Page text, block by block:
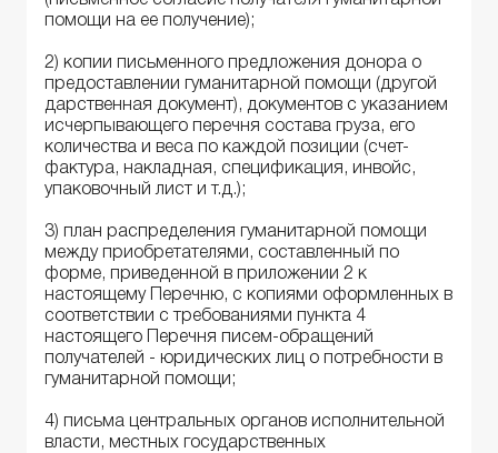
помощи на ее получение);
2) копии письменного предложения донора о
предоставлении гуманитарной помощи (другой
дарственная документ), документов с указанием
исчерпывающего перечня состава груза, его
количества и веса по каждой позиции (счет-
фактура, накладная, спецификация, инвойс,
упаковочный лист и т.д.);
3) план распределения гуманитарной помощи
между приобретателями, составленный по
форме, приведенной в приложении 2 к
настоящему Перечню, с копиями оформленных в
соответствии с требованиями пункта 4
настоящего Перечня писем-обращений
получателей - юридических лиц о потребности в
гуманитарной помощи;
4) письма центральных органов исполнительной
власти, местных государственных